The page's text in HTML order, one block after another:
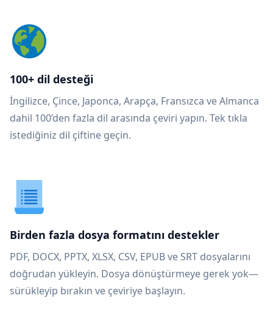
100+ dil desteği
İngilizce, Çince, Japonca, Arapça, Fransızca ve Almanca
dahil 100’den fazla dil arasında çeviri yapın. Tek tıkla
istediğiniz dil çiftine geçin.
Birden fazla dosya formatını destekler
PDF, DOCX, PPTX, XLSX, CSV, EPUB ve SRT dosyalarını
doğrudan yükleyin. Dosya dönüştürmeye gerek yok—
sürükleyip bırakın ve çeviriye başlayın.